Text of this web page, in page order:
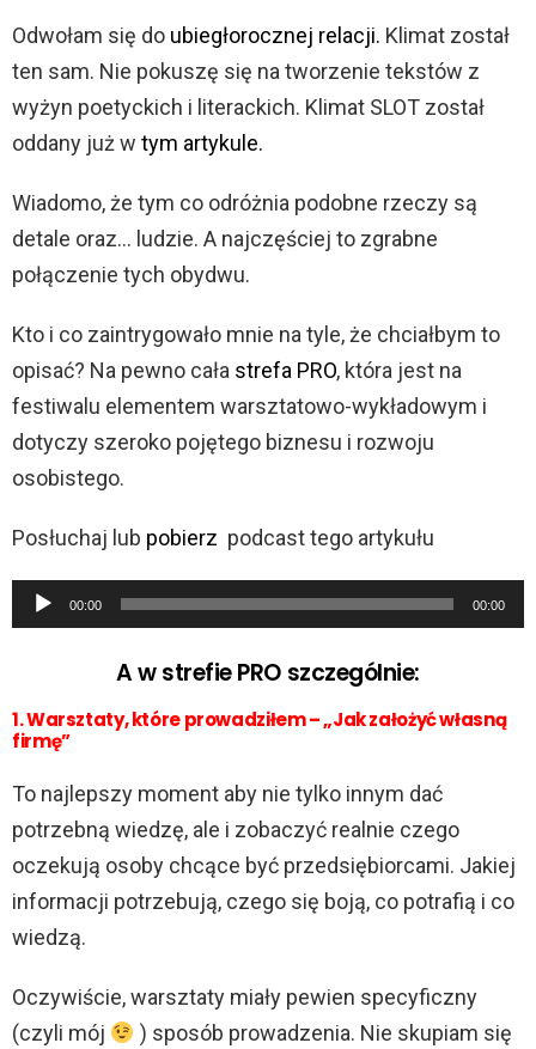
Odwołam się do ubiegłorocznej relacji. Klimat został
ten sam. Nie pokuszę się na tworzenie tekstów z
wyżyn poetyckich i literackich. Klimat SLOT został
oddany już w tym artykule.
Wiadomo, że tym co odróżnia podobne rzeczy są
detale oraz… ludzie. A najczęściej to zgrabne
połączenie tych obydwu.
Kto i co zaintrygowało mnie na tyle, że chciałbym to
opisać? Na pewno cała strefa PRO, która jest na
festiwalu elementem warsztatowo-wykładowym i
dotyczy szeroko pojętego biznesu i rozwoju
osobistego.
Posłuchaj lub pobierz podcast tego artykułu
d
a
a
l
i
00:00 00:00
A w strefie PRO szczególnie:
1. Warsztaty, które prowadziłem – „Jak założyć własną
firmę”
To najlepszy moment aby nie tylko innym dać
potrzebną wiedzę, ale i zobaczyć realnie czego
oczekują osoby chcące być przedsiębiorcami. Jakiej
informacji potrzebują, czego się boją, co potrafią i co
wiedzą.
Oczywiście, warsztaty miały pewien specyficzny
(czyli mój
) sposób prowadzenia. Nie skupiam się